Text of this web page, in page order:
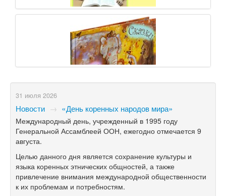
31 июля 2026
Новости → «День коренных народов мира»
Международный день, учрежденный в 1995 году
Генеральной Ассамблеей ООН, ежегодно отмечается 9
августа.
Целью данного дня является сохранение культуры и
языка коренных этнических общностей, а также
привлечение внимания международной общественности
к их проблемам и потребностям.